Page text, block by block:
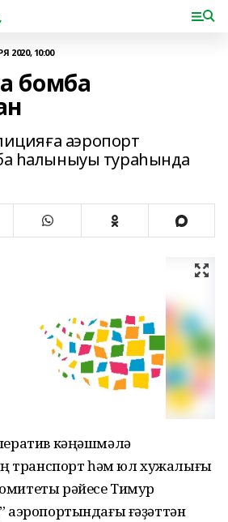
2020, 10:00
бомба
аэропорт
һалыныуы тураһында
кәңәшмәлә
транспорт һәм юл хужалығы
рәйесе Тимур
аэропортындағы ғәҙәттән